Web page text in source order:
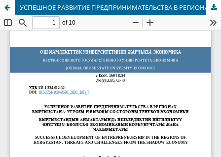
УСПЕШНОЕ РАЗВИТИЕ ПРЕДПРИНИМАТЕЛЬСТВА В РЕГИОНАХ КЫРГЫЗСТАНА: УГРОЗЫ И ВЫЗОВЫ СО СТОРОНЫ ТЕНЕВОЙ ЭКОНОМИКИ